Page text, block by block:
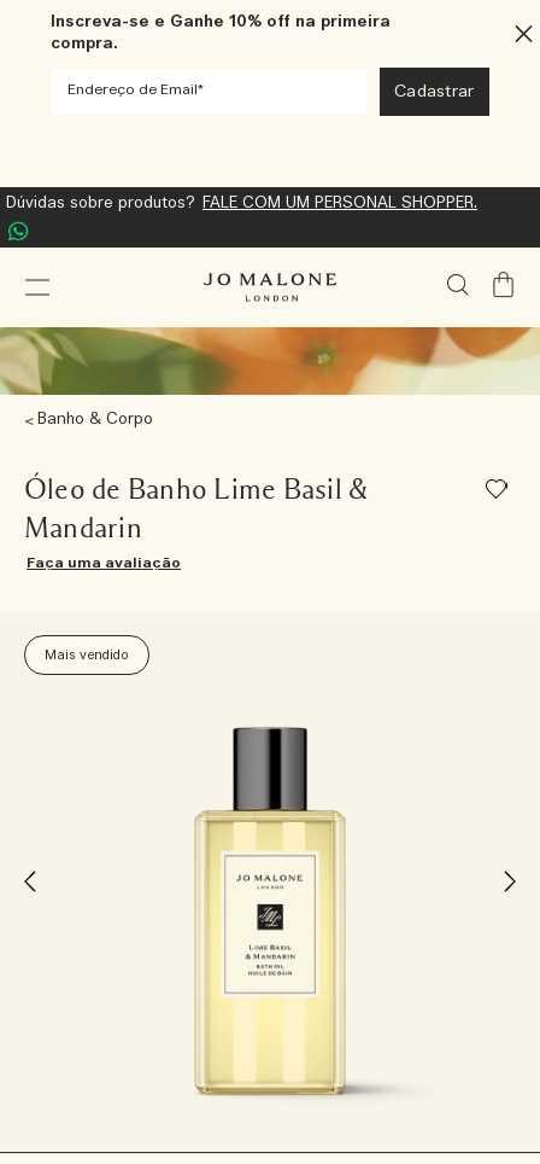
Inscreva-se e Ganhe 10% off na primeira
compra.
Dúvidas sobre produtos? FALE COM UM PERSONAL SHOPPER.
Meu
Banho & Corpo
Óleo de Banho Lime Basil &
Mandarin
Faça uma avaliação
Mais vendido